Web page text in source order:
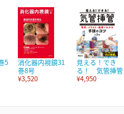
5
消化器内視鏡31
巻8号
¥3,520
見える！でき
る！ 気管挿管
¥4,950